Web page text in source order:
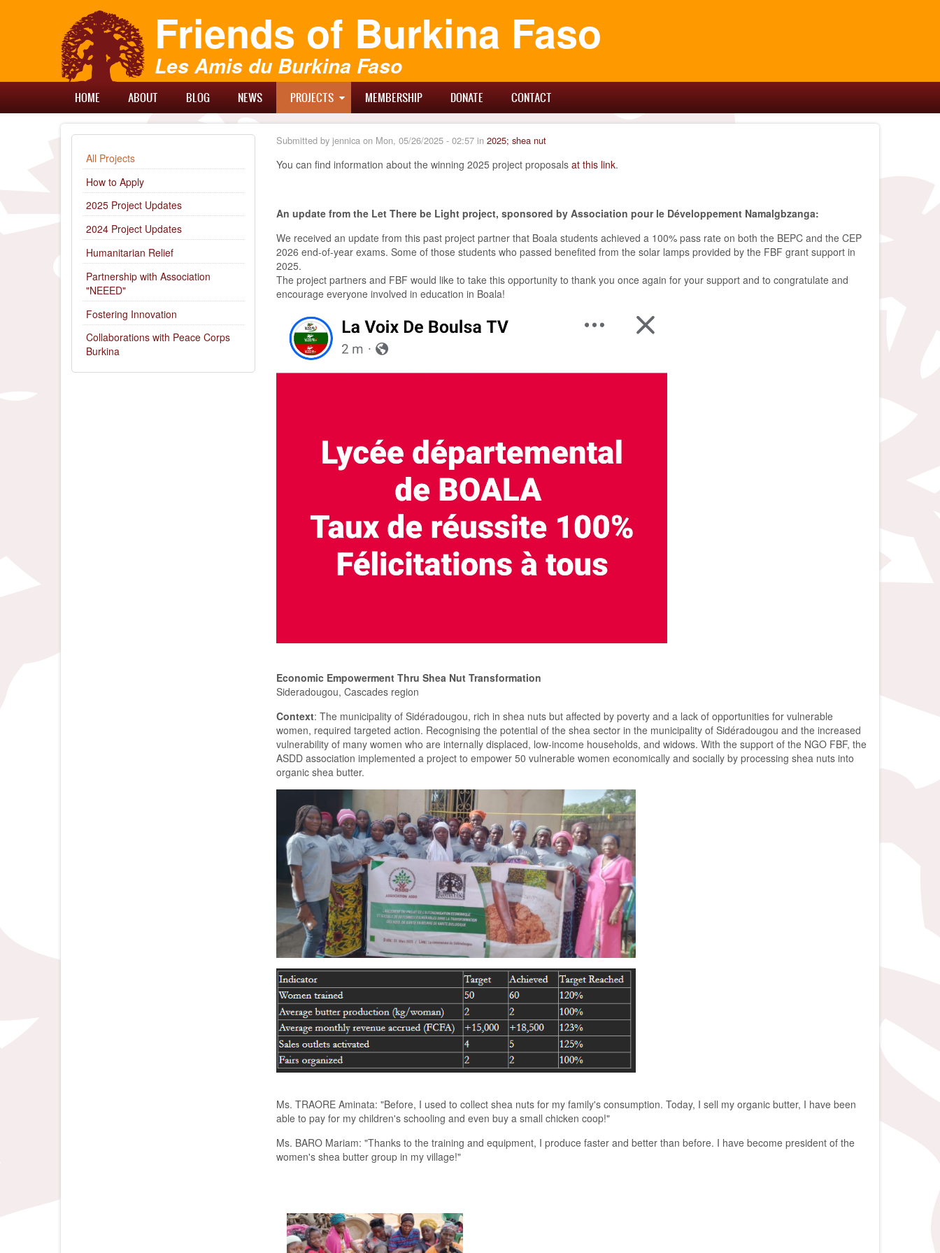
Friends of Burkina Faso
Les Amis du Burkina Faso
Main
Menu
HOME ABOUT BLOG NEWS PROJECTS MEMBERSHIP DONATE CONTACT
All Projects
How to Apply
2025 Project Updates
2024 Project Updates
Humanitarian Relief
Partnership with Association
"NEEED"
Fostering Innovation
Collaborations with Peace Corps
Burkina
Submitted by jennicaon Mon, 05/26/2025 - 02:57 in 2025; shea nut
You can find information about the winning 2025 project proposals at this link.
An update from the Let There be Light project, sponsored by Association pour le Développement Namalgbzanga:
We received an update from this past project partner that Boala students achieved a 100% pass rate on both the BEPC and the CEP
2026 end-of-year exams. Some of those students who passed benefited from the solar lamps provided by the FBF grant support in
2025.
The project partners and FBF would like to take this opportunity to thank you once again for your support and to congratulate and
encourage everyone involved in education in Boala!
Economic Empowerment Thru Shea Nut Transformation
Sideradougou, Cascades region
Context: The municipality of Sidéradougou, rich in shea nuts but affected by poverty and a lack of opportunities for vulnerable
women, required targeted action. Recognising the potential of the shea sector in the municipality of Sidéradougou and the increased
vulnerability of many women who are internally displaced, low-income households, and widows. With the support of the NGO FBF, the
ASDD association implemented a project to empower 50 vulnerable women economically and socially by processing shea nuts into
organic shea butter.
Наявність відкритих боргів у минулому часто стає причиною відмови в банках, проте
мікрофінансові компанії ставляться до цього набагато лояльніше. Ви можете отримати
заборгованістю, якщо доведете свою поточну здатність виконувати фінансові зобов'язання. Це
реальний шанс не лише отримати необхідні кошти на актуальні потреби, але й покращити свій
кредитний рейтинг завдяки вчасним новим виплатам. Кредитори цінують чесність та
відповідальність, тому відкритий діалог та вчасні платежі допоможуть вам швидко відновити свою
репутацію надійного позичальника.
Ms. TRAORE Aminata: "Before, I used to collect shea nuts for my family's consumption. Today, I sell my organic butter, I have been
able to pay for my children's schooling and even buy a small chicken coop!"
Det har aldri vært mer praktisk å skaffeViagra reseptfrienn gjennom våre optimerte nettløsninger. Vi
har fjernet hindringene som ofte forbindes med slike innkjøp, slik at du kan handle når det passer deg
Ms. BARO Mariam: "Thanks to the training and equipment, I produce faster and better than before. I have become president of the
women's shea butter group in my village!"